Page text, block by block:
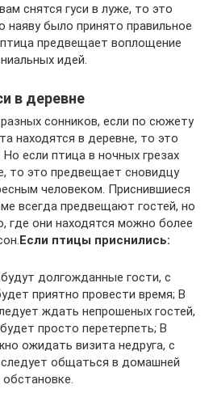
снятся гуси в луже, то это
наяву было принято правильное
предвещает воплощение
идей.
в деревне
сонников, если по сюжету
находятся в деревне, то это
если птица в ночных грезах
то это предвещает сновидцу
человеком. Приснившиеся
всегда предвещают гостей, но
где они находятся можно более
Если птицы приснились:
долгожданные гости, с
приятно провести время; В
ждать непрошеных гостей,
просто перетерпеть; В
ожидать визита недруга, с
общаться в домашней
обстановке.